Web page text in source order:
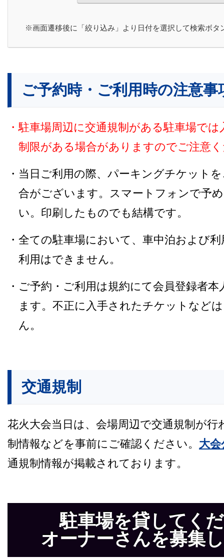
※画面遷移後に「絞り込み」より日付を選択して検索ボタ
ご予約時・ご利用時の注意事
・駐車場周辺に交通規制がある駐車場で
制限がある場合がありますのでご注意
・当日ご利用の際、パーキングチケット
合がございます。スマートフォンで予
い。印刷したものでも結構です。
・全ての駐車場において、車中泊および
利用はできません。
・ご予約・ご利用は規約にて会員登録者
ます。不正に入手されたチケットなど
ん。
交通規制
花火大会当日は、会場周辺で交通規制が行
制情報などを事前にご確認ください。 大
通規制情報が掲載されております。
駐車場を貸してく
オーナーさんを募集